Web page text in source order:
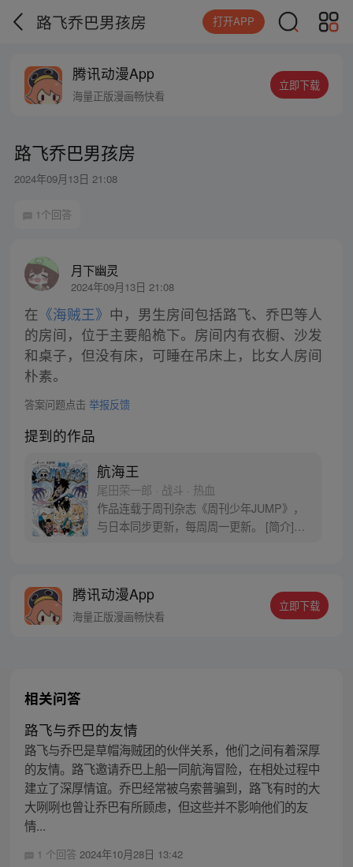
路飞乔巴男孩房 打开APP
腾讯动漫App
海量正版漫画畅快看
立即下载
路飞乔巴男孩房
2024年09月13日 21:08
1个回答
月下幽灵
2024年09月13日 21:08
在 《海贼王》 中，男生房间包括路飞、乔巴等人
的房间，位于主要船桅下。房间内有衣橱、沙发
和桌子，但没有床，可睡在吊床上，比女人房间
朴素。
答案问题点击 举报反馈
提到的作品
航海王
尾田荣一郎 · 战斗 · 热血
作品连载于周刊杂志《周刊少年JUMP》，
与日本同步更新，每周周一更新。 [简介]有
十年后，路飞为实现与因救他而断臂的杰克
斯的约定而出海，开始了以成为海盗王为目
腾讯动漫App
海量正版漫画畅快看
立即下载
相关问答
路飞与乔巴的友情
路飞与乔巴是草帽海贼团的伙伴关系，他们之间有着深厚
的友情。路飞邀请乔巴上船一同航海冒险，在相处过程中
建立了深厚情谊。乔巴经常被乌索普骗到，路飞有时的大
大咧咧也曾让乔巴有所顾虑，但这些并不影响他们的友
情...
1 个回答 2024年10月28日 13:42